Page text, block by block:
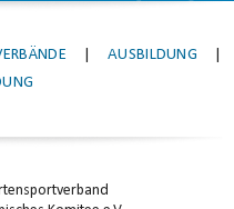
AUSBILDUNG